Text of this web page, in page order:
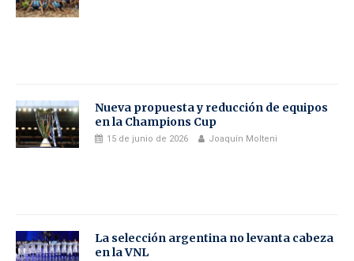
Nueva propuesta y reducción de equipos
en la Champions Cup
15 de junio de 2026 Joaquín Molteni
La selección argentina no levanta cabeza
en la VNL